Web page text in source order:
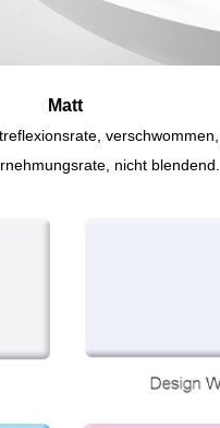
Matt
verschwommen,
nicht blendend.